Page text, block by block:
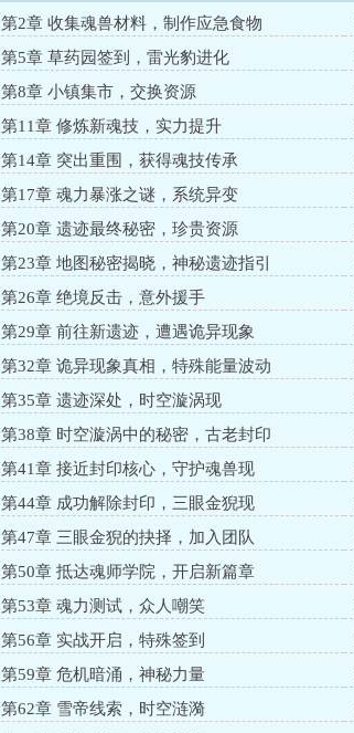
第2章 收集魂兽材料，制作应急食物
第5章 草药园签到，雷光豹进化
第8章 小镇集市，交换资源
第11章 修炼新魂技，实力提升
第14章 突出重围，获得魂技传承
第17章 魂力暴涨之谜，系统异变
第20章 遗迹最终秘密，珍贵资源
第23章 地图秘密揭晓，神秘遗迹指引
第26章 绝境反击，意外援手
第29章 前往新遗迹，遭遇诡异现象
第32章 诡异现象真相，特殊能量波动
第35章 遗迹深处，时空漩涡现
第38章 时空漩涡中的秘密，古老封印
第41章 接近封印核心，守护魂兽现
第44章 成功解除封印，三眼金猊现
第47章 三眼金猊的抉择，加入团队
第50章 抵达魂师学院，开启新篇章
第53章 魂力测试，众人嘲笑
第56章 实战开启，特殊签到
第59章 危机暗涌，神秘力量
第62章 雪帝线索，时空涟漪